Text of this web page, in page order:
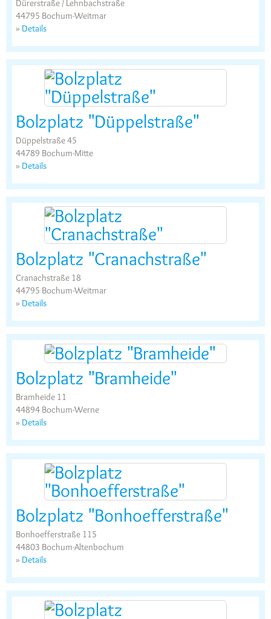
Dürerstraße / Lehnbachstraße
44795 Bochum-Weitmar
» Details
Bolzplatz "Düppelstraße"
Düppelstraße 45
44789 Bochum-Mitte
» Details
Bolzplatz "Cranachstraße"
Cranachstraße 18
44795 Bochum-Weitmar
» Details
Bolzplatz "Bramheide"
Bramheide 11
44894 Bochum-Werne
» Details
Bolzplatz "Bonhoefferstraße"
Bonhoefferstraße 115
44803 Bochum-Altenbochum
» Details